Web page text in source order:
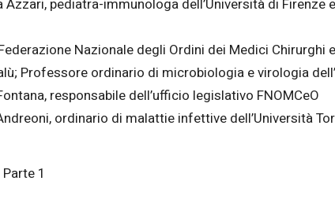
pediatra-immunologa dell’Università di
Nazionale degli Ordini dei Medici
Professore ordinario di microbiologia e virologia
responsabile dell’ufficio legislativo FNOMCeO
ordinario di malattie infettive dell’Università
1